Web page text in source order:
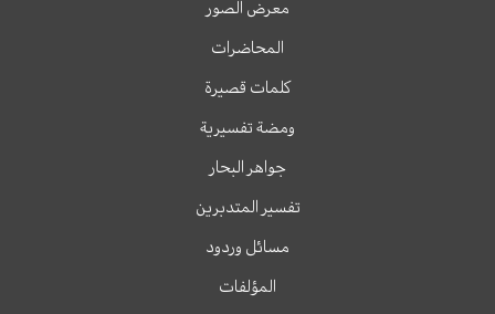
معرض الصور
المحاضرات
كلمات قصيرة
ومضة تفسيرية
جواهر البحار
تفسير المتدبرين
مسائل وردود
المؤلفات